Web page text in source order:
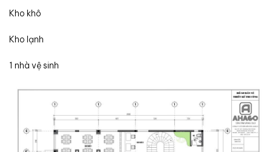
Kho khô
Kho lạnh
1 nhà vệ sinh